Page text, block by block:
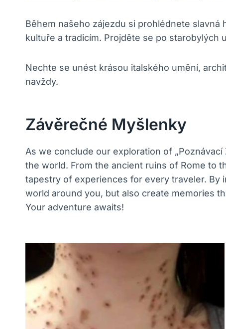
Během našeho zájezdu si prohlédnete slavná
kultuře a tradicím. Projděte se po starobylých
Nechte se unést krásou italského umění,
navždy.
Závěrečné Myšlenky
As we conclude our exploration of
the world. From the ancient ruins of Rome to
tapestry of experiences for every traveler. By
world around you, but also create memories
Your adventure awaits!